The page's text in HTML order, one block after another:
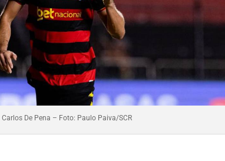
Carlos De Pena – Foto: Paulo Paiva/SCR